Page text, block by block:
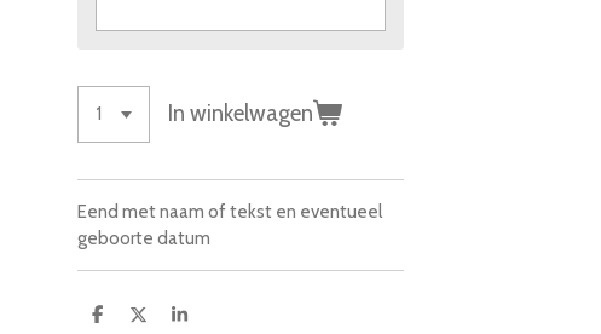
In winkelwagen
Eend met naam of tekst en eventueel
geboorte datum
D
D
S